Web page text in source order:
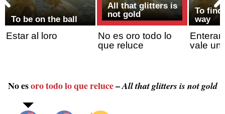
To be on the ball
Estar al loro
All that glitters is
not gold
No es oro todo lo
que reluce
To find
way
vale un
No esorotodo lo que reluce–All that glitters is not gold